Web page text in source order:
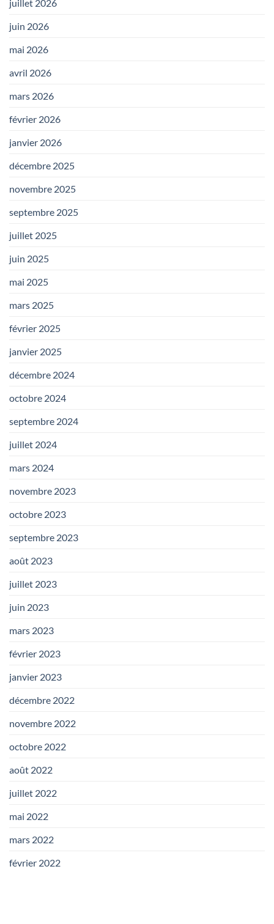
juillet 2026
juin 2026
mai 2026
avril 2026
mars 2026
février 2026
janvier 2026
décembre 2025
novembre 2025
septembre 2025
juillet 2025
juin 2025
mai 2025
mars 2025
février 2025
janvier 2025
décembre 2024
octobre 2024
septembre 2024
juillet 2024
mars 2024
novembre 2023
octobre 2023
septembre 2023
août 2023
juillet 2023
juin 2023
mars 2023
février 2023
janvier 2023
décembre 2022
novembre 2022
octobre 2022
août 2022
juillet 2022
mai 2022
mars 2022
février 2022